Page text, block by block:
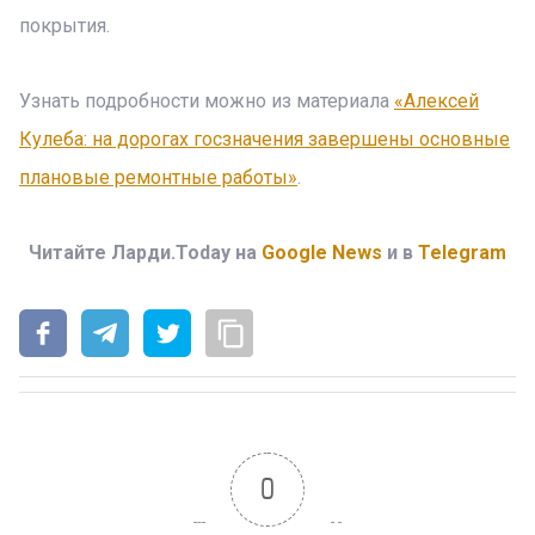
покрытия.
Узнать подробности можно из материала «Алексей
Кулеба: на дорогах госзначения завершены основные
плановые ремонтные работы».
Читайте Ларди.Today на Google News и в Telegram
0